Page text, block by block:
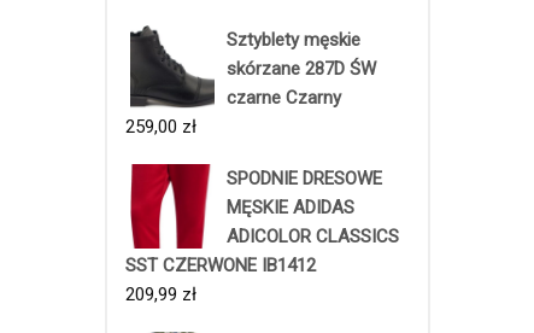
Sztyblety męskie
skórzane 287D ŚW
czarne Czarny
259,00 zł
SPODNIE DRESOWE
MĘSKIE ADIDAS
ADICOLOR CLASSICS
SST CZERWONE IB1412
209,99 zł